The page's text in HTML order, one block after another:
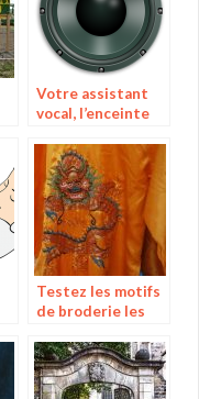
Votre assistant
vocal, l’enceinte
Testez les motifs
de broderie les
avec les machines
de qualité!